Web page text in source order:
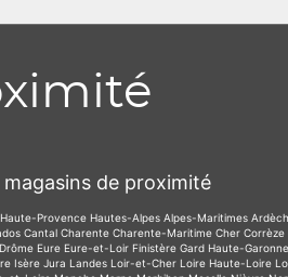
de proximité
Provence Hautes-Alpes Alpes-Maritimes
Cantal Charente Charente-Maritime Cher Corrèze
Drôme Eure Eure-et-Loir Finistère Gard Haute-Garonne
Isère Jura Landes Loir-et-Cher Loire Haute-Loire